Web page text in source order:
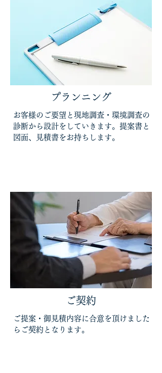
プランニング
お客様のご要望と現地調査・環境調査の
診断から設計をしていきます。提案書と
図面、見積書をお持ちします。
ご契約
ご提案・御見積内容に合意を頂けました
らご契約となります。